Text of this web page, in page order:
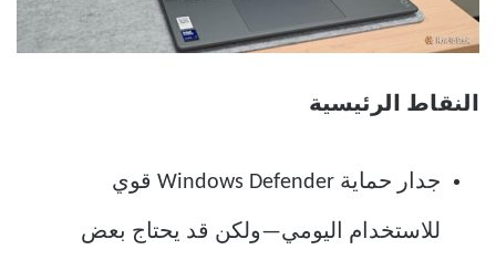
النقاط الرئيسية
جدار حماية Windows Defender قوي
للاستخدام اليومي—ولكن قد يحتاج بعض